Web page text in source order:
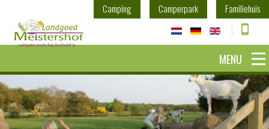
Camping Camperpark Familiehuis
MENU